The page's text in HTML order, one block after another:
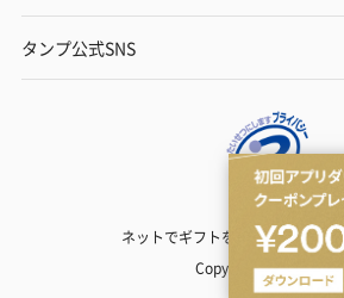
タンプ公式SNS
ネットでギフトを贈るなら | TANP
Copyright© TANP Inc.